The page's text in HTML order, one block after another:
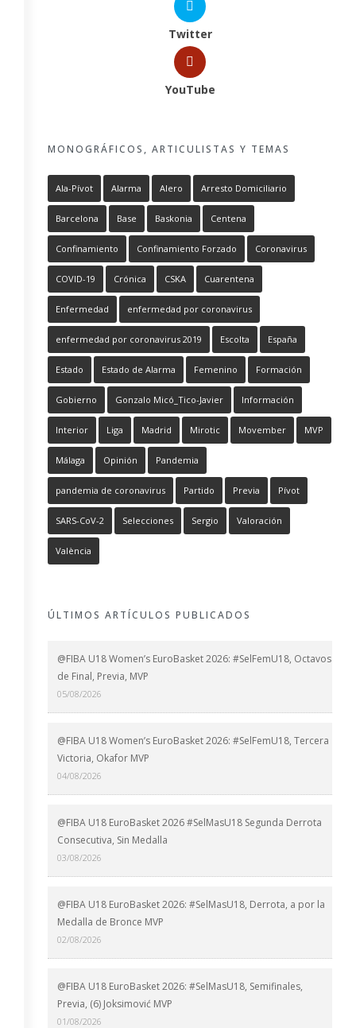
Twitter
YouTube
MONOGRÁFICOS, ARTICULISTAS Y TEMAS
Ala-Pívot Alarma Alero Arresto Domiciliario
Barcelona Base Baskonia Centena
Confinamiento Confinamiento Forzado Coronavirus
COVID-19 Crónica CSKA Cuarentena
Enfermedad enfermedad por coronavirus
enfermedad por coronavirus 2019 Escolta España
Estado Estado de Alarma Femenino Formación
Gobierno Gonzalo Micó_Tico-Javier Información
Interior Liga Madrid Mirotic Movember MVP
Málaga Opinión Pandemia
pandemia de coronavirus Partido Previa Pívot
SARS-CoV-2 Selecciones Sergio Valoración
València
ÚLTIMOS ARTÍCULOS PUBLICADOS
@FIBA U18 Women’s EuroBasket 2026: #SelFemU18, Octavos
de Final, Previa, MVP
05/08/2026
@FIBA U18 Women’s EuroBasket 2026: #SelFemU18, Tercera
Victoria, Okafor MVP
04/08/2026
@FIBA U18 EuroBasket 2026 #SelMasU18 Segunda Derrota
Consecutiva, Sin Medalla
03/08/2026
@FIBA U18 EuroBasket 2026: #SelMasU18, Derrota, a por la
Medalla de Bronce MVP
02/08/2026
@FIBA U18 EuroBasket 2026: #SelMasU18, Semifinales,
Previa, (6) Joksimović MVP
01/08/2026